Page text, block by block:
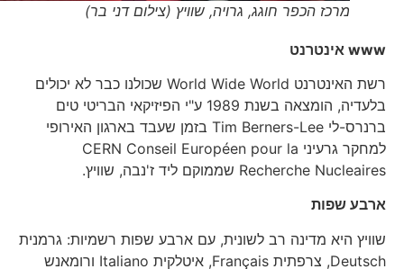
מרכז הכפר חוגג, גרויה, שוויץ (צילום דני בר)
wwwאינטרנט
רשת האינטרנט World Wide World שכולנו כבר לא יכולים
בלעדיה, הומצאה בשנת 1989 ע"י הפיזיקאי הבריטי טים
ברנרס-לי Tim Berners-Lee בזמן שעבד בארגון האירופי
למחקר גרעיני CERN Conseil Européen pour la
Recherche Nucleaires שממוקם ליד ז'נבה, שוויץ.
ארבע שפות
שוויץ היא מדינה רב לשונית, עם ארבע שפות רשמיות: גרמנית
Deutsch, צרפתית Français, איטלקית Italiano ורומאנש